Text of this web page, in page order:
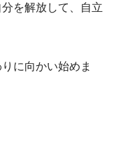
を解放して、自立
に向かい始めま